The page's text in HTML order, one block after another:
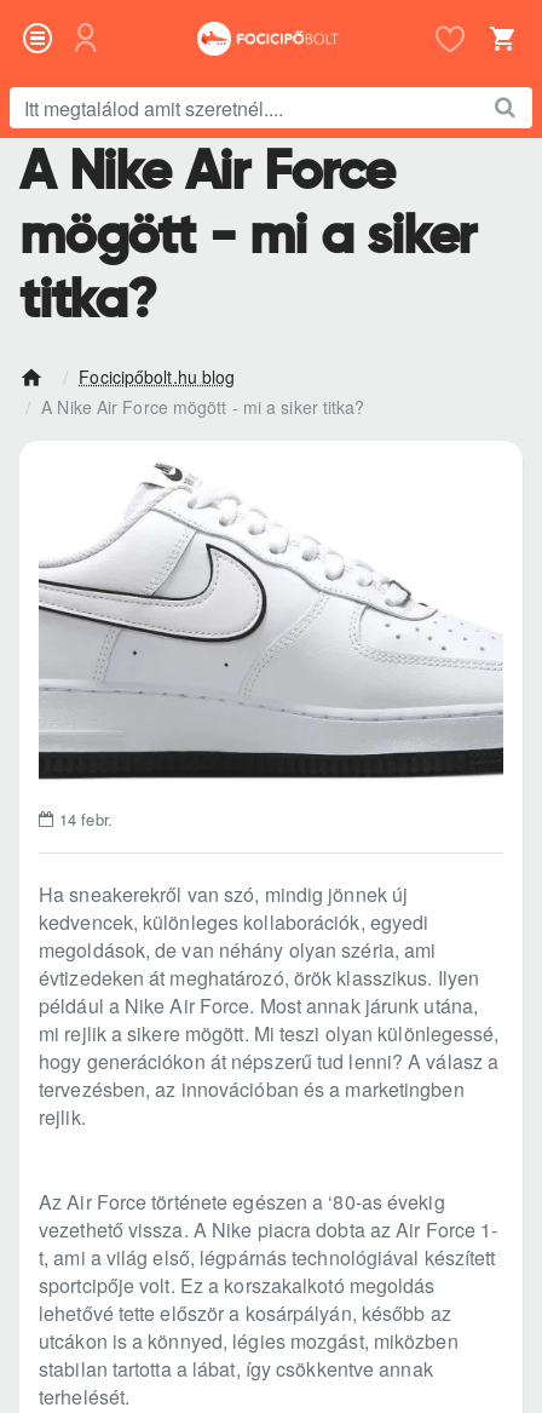
megtalálod
amit
szeretnél....
A Nike Air Force
mögött - mi a siker
titka?
o
Focicipőbolt.hu blog
A Nike Air Force mögött - mi a siker titka?
14 febr.
Ha sneakerekről van szó, mindig jönnek új
kedvencek, különleges kollaborációk, egyedi
megoldások, de van néhány olyan széria, ami
évtizedeken át meghatározó, örök klasszikus. Ilyen
például a Nike Air Force. Most annak járunk utána,
mi rejlik a sikere mögött. Mi teszi olyan különlegessé,
hogy generációkon át népszerű tud lenni? A válasz a
tervezésben, az innovációban és a marketingben
rejlik.
Az Air Force története egészen a ‘80-as évekig
vezethető vissza. A Nike piacra dobta az Air Force 1-
t, ami a világ első, légpárnás technológiával készített
sportcipője volt. Ez a korszakalkotó megoldás
lehetővé tette először a kosárpályán, később az
utcákon is a könnyed, légies mozgást, miközben
stabilan tartotta a lábat, így csökkentve annak
terhelését.